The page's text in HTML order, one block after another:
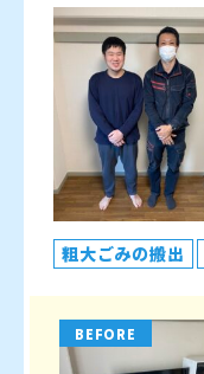
粗大ごみの搬出
BEFORE